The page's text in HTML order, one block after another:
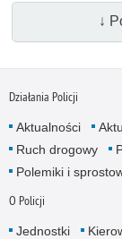
↓
Działania Policji
Aktualności
Ruch drogowy
Polemiki i
O Policji
Jednostki